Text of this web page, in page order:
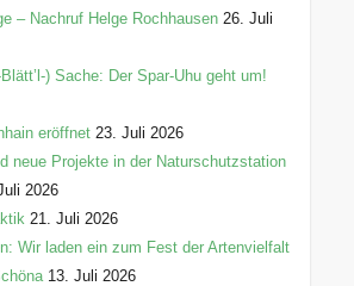
– Nachruf Helge Rochhausen 26. Juli
) Sache: Der Spar-Uhu geht um!
eröffnet 23. Juli 2026
neue Projekte in der Naturschutzstation
2026
21. Juli 2026
Wir laden ein zum Fest der Artenvielfalt
13. Juli 2026